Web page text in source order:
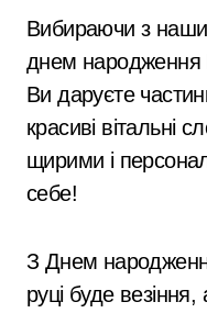
Вибираючи з
днем народження
Ви даруєте
красиві вітальні
щирими і
себе!
З Днем народження, Платон! Нехай в одній
руці буде